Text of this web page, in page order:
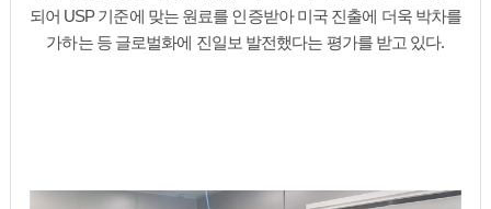
되어 USP 기준에 맞는 원료를 인증받아 미국 진출에 더욱 박차를
가하는 등 글로벌화에 진일보 발전했다는 평가를 받고 있다.